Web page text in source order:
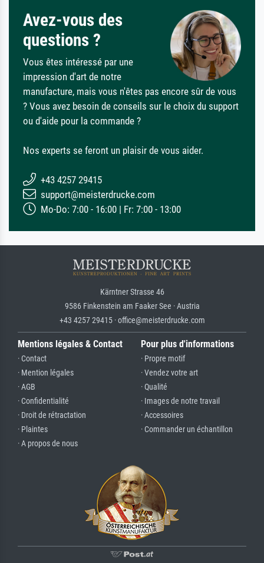
Avez-vous des
questions ?
Vous êtes intéressé par une
impression d'art de notre
manufacture, mais vous n'êtes pas encore sûr de vous
? Vous avez besoin de conseils sur le choix du support
ou d'aide pour la commande ?
Nos experts se feront un plaisir de vous aider.
+43 4257 29415
support@meisterdrucke.com
Mo-Do: 7:00 - 16:00 | Fr: 7:00 - 13:00
Kärntner Strasse 46
9586 Finkenstein am Faaker See · Austria
+43 4257 29415 · office@meisterdrucke.com
Mentions légales & Contact
· Contact
· Mention légales
· AGB
· Confidentialité
· Droit de rétractation
· Plaintes
· A propos de nous
Pour plus d'informations
· Propre motif
· Vendez votre art
· Qualité
· Images de notre travail
· Accessoires
· Commander un échantillon